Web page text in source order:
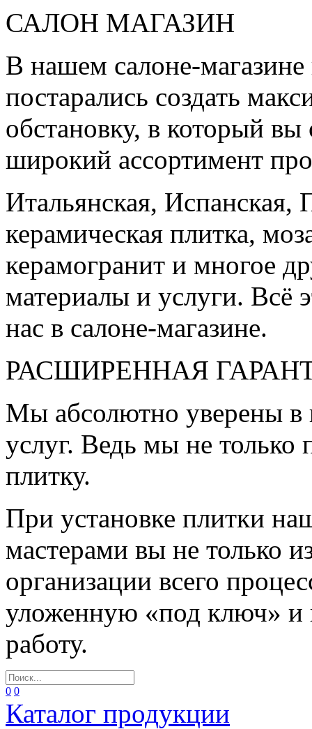
САЛОН МАГАЗИН
В нашем салоне-
постарались создать
обстановку, в который
широкий ассортимент
Итальянская, Испанская,
керамическая плитка,
керамогранит и многое
материалы и услуги. Всё
нас в салоне-магазине.
РАСШИРЕННАЯ
Мы абсолютно уверены в
услуг. Ведь мы не
плитку.
При установке плитки
мастерами вы не только
организации всего
уложенную «под ключ» и
работу.
0 0
Каталог продукции